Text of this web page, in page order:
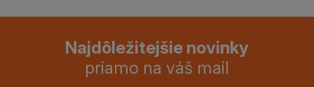
Najdôležitejšie novinky
priamo na váš mail